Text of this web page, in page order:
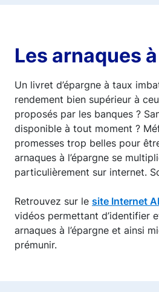
Les arnaques
Un livret d’épargne à taux
rendement bien supérieur à
proposés par les banques ?
disponible à tout moment ?
promesses trop belles pour
arnaques à l’épargne se
particulièrement sur internet.
Retrouvez sur le site Internet
vidéos permettant d’identifier
arnaques à l’épargne et ainsi
prémunir.